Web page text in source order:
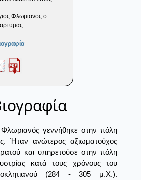
Φλωριανος ο
γεννήθηκε στην πόλη
Ήταν ανώτερος αξιωματούχος
και υπηρετούσε στην πόλη
κατά τους χρόνους του
(284 - 305 μ.Χ.).